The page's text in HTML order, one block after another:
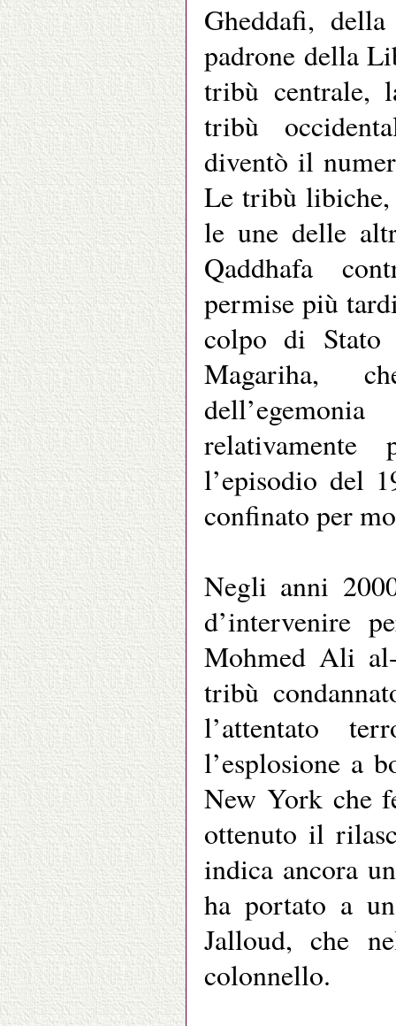
Gheddafi,
padrone della
tribù centrale,
tribù
diventò il
Le tribù libiche,
le une delle
Qaddhafa
permise più
colpo di Stato
Magariha,
l’episodio del
confinato per
Negli anni
d’intervenire
Mohmed Ali
tribù
l’attentato
l’esplosione a
New York che
ottenuto il
indica ancora
ha portato a
Jalloud, che
colonnello.